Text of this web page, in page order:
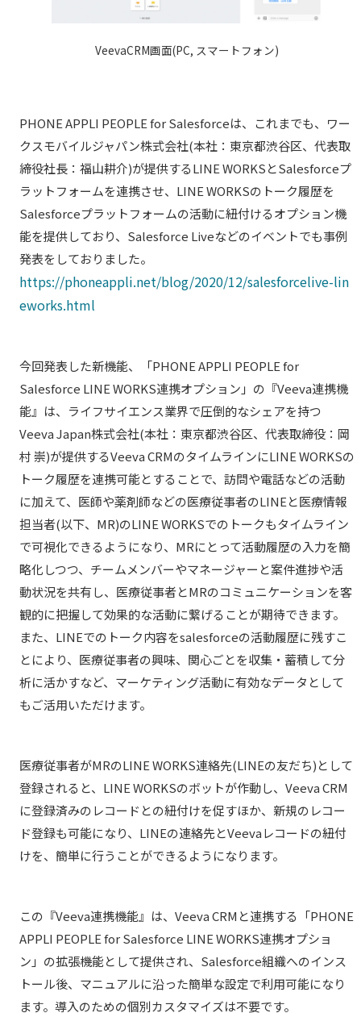
VeevaCRM画面(PC, スマートフォン)
PHONE APPLI PEOPLE for Salesforceは、これまでも、ワー
クスモバイルジャパン株式会社(本社：東京都渋谷区、代表取
締役社長：福山耕介)が提供するLINE WORKSとSalesforceプ
ラットフォームを連携させ、LINE WORKSのトーク履歴を
Salesforceプラットフォームの活動に紐付けるオプション機
能を提供しており、Salesforce Liveなどのイベントでも事例
発表をしておりました。
https://phoneappli.net/blog/2020/12/salesforcelive-lin
eworks.html
今回発表した新機能、「PHONE APPLI PEOPLE for
Salesforce LINE WORKS連携オプション」の『Veeva連携機
能』は、ライフサイエンス業界で圧倒的なシェアを持つ
Veeva Japan株式会社(本社：東京都渋谷区、代表取締役：岡
村 崇)が提供するVeeva CRMのタイムラインにLINE WORKSの
トーク履歴を連携可能とすることで、訪問や電話などの活動
に加えて、医師や薬剤師などの医療従事者のLINEと医療情報
担当者(以下、MR)のLINE WORKSでのトークもタイムライン
で可視化できるようになり、MRにとって活動履歴の入力を簡
略化しつつ、チームメンバーやマネージャーと案件進捗や活
動状況を共有し、医療従事者とMRのコミュニケーションを客
観的に把握して効果的な活動に繋げることが期待できます。
また、LINEでのトーク内容をsalesforceの活動履歴に残すこ
とにより、医療従事者の興味、関心ごとを収集・蓄積して分
析に活かすなど、マーケティング活動に有効なデータとして
もご活用いただけます。
医療従事者がMRのLINE WORKS連絡先(LINEの友だち)として
登録されると、LINE WORKSのボットが作動し、Veeva CRM
に登録済みのレコードとの紐付けを促すほか、新規のレコー
ド登録も可能になり、LINEの連絡先とVeevaレコードの紐付
けを、簡単に行うことができるようになります。
この『Veeva連携機能』は、Veeva CRMと連携する「PHONE
APPLI PEOPLE for Salesforce LINE WORKS連携オプショ
ン」の拡張機能として提供され、Salesforce組織へのインス
トール後、マニュアルに沿った簡単な設定で利用可能になり
ます。導入のための個別カスタマイズは不要です。